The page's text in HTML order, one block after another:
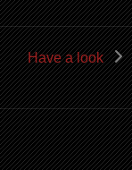
Have a look